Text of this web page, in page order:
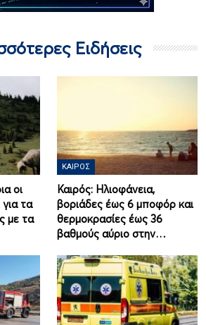
Ειδήσεις
οι
τα
με τα
ΚΑΙΡΌΣ
Καιρός: Ηλιοφάνεια,
βοριάδες έως 6 μποφόρ και
θερμοκρασίες έως 36
βαθμούς αύριο στην…